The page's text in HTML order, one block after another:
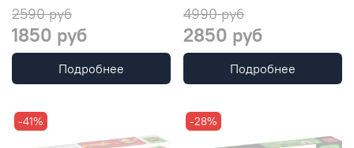
2590 руб
1850 руб
Подробнее
4990 руб
2850 руб
Подробнее
-41% -28%